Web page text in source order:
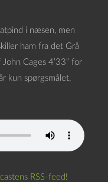
i næsen, men
ham fra det Grå
Cages 4’33” for
kun spørgsmålet,
RSS-feed!